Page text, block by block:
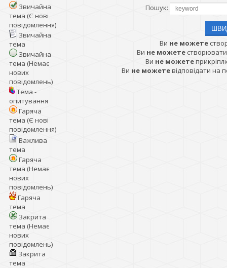
Звичайна
тема (Є нові
повідомлення)
Звичайна
тема
Звичайна
тема (Немає
нових
повідомлень)
Тема -
опитування
Гаряча
тема (Є нові
повідомлення)
Важлива
тема
Гаряча
тема (Немає
нових
повідомлень)
Гаряча
тема
Закрита
тема (Немає
нових
повідомлень)
Закрита
тема
Пошук:
Ви не можете
Ви не можете
Ви не можете
Ви не можетевідповідати на